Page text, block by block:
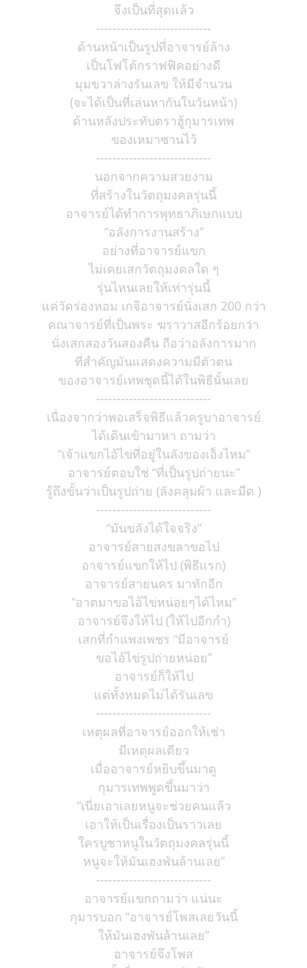
จึงเป็นที่สุดแล้ว
----------------------------
ด้านหน้าเป็นรูปที่อาจารย์ล้าง
เป็นโฟโต้กราฟฟิคอย่างดี
มุมขวาล่างรันเลข ให้มีจำนวน
(จะได้เป็นที่เล่นหากันในวันหน้า)
ด้านหลังประทับตราฮู้กุมารเทพ
ของเหมาซานไว้
----------------------------
นอกจากความสวยงาม
ที่สร้างในวัตถุมงคลรุ่นนี้
อาจารย์ได้ทำการพุทธาภิเษกแบบ
“อลังการงานสร้าง”
อย่างที่อาจารย์แขก
ไม่เคยเสกวัตถุมงคลใด ๆ
รุ่นไหนเลยให้เท่ารุ่นนี้
แค่วัดร่องหอม เกจิอาจารย์นั่งเสก 200 กว่า
คณาจารย์ที่เป็นพระ ฆราวาสอีกร้อยกว่า
นั่งเสกสองวันสองคืน ถือว่าอลังการมาก
ที่สำคัญมันแสดงความมีตัวตน
ของอาจารย์เทพชุดนี้ได้ในพิธีนั้นเลย
----------------------------
เนื่องจากว่าพอเสร็จพิธีแล้วครูบาอาจารย์
ได้เดินเข้ามาหา ถามว่า
“เจ้าแขกไอ้ไข่ที่อยู่ในลังของเอ็งไหม”
อาจารย์ตอบใช่ “ที่เป็นรูปถ่ายนะ”
รู้ถึงขั้นว่าเป็นรูปถ่าย (ลังคลุมผ้า และมืด )
----------------------------
“มันขลังได้ใจจริง”
อาจารย์สายสงขลาขอไป
อาจารย์แขกให้ไป (พิธีแรก)
อาจารย์สายนคร มาทักอีก
“อาตมาขอไอ้ไข่หน่อยๆได้ไหม”
อาจารย์จึงให้ไป (ให้ไปอีกกำ)
เสกที่กำแพงเพชร “มีอาจารย์
ขอไอ้ไข่รูปถ่ายหน่อย”
อาจารย์ก็ให้ไป
แต่ทั้งหมดไม่ได้รันเลข
----------------------------
เหตุผลที่อาจารย์ออกให้เช่า
มีเหตุผลเดียว
เมื่ออาจารย์หยิบขึ้นมาดู
กุมารเทพพูดขึ้นมาว่า
“เนี่ยเอาเลยหนูจะช่วยคนแล้ว
เอาให้เป็นเรื่องเป็นราวเลย
ใครบูชาหนูในวัตถุมงคลรุ่นนี้
หนูจะให้มันเฮงพันล้านเลย”
----------------------------
อาจารย์แขกถามว่า แน่นะ
กุมารบอก “อาจารย์โพสเลยวันนี้
ให้มันเฮงพันล้านเลย”
อาจารย์จึงโพส